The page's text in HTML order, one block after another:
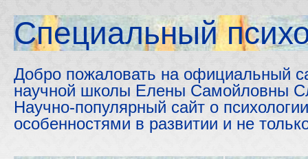
Cпециальный
Добро пожаловать на официальный
научной школы Елены Самойловны
Научно-популярный сайт о
особенностями в развитии и не